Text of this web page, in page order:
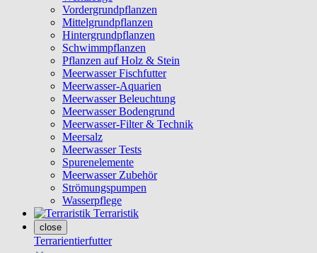
Vordergrundpflanzen
Mittelgrundpflanzen
Hintergrundpflanzen
Schwimmpflanzen
Pflanzen auf Holz & Stein
Meerwasser Fischfutter
Meerwasser-Aquarien
Meerwasser Beleuchtung
Meerwasser Bodengrund
Meerwasser-Filter & Technik
Meersalz
Meerwasser Tests
Spurenelemente
Meerwasser Zubehör
Strömungspumpen
Wasserpflege
Terraristik
close
Terrarientierfutter